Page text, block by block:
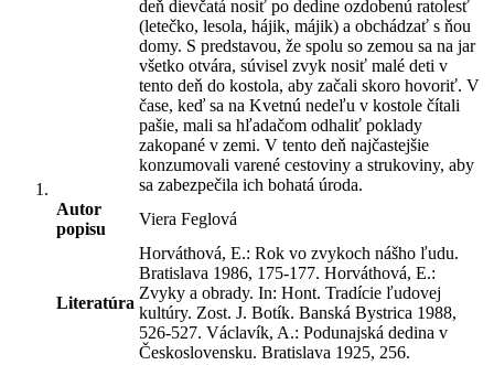
deň dievčatá nosiť po dedine ozdobenú ratolesť
(letečko, lesola, hájik, májik) a obchádzať s ňou
domy. S predstavou, že spolu so zemou sa na jar
všetko otvára, súvisel zvyk nosiť malé deti v
tento deň do kostola, aby začali skoro hovoriť. V
čase, keď sa na Kvetnú nedeľu v kostole čítali
pašie, mali sa hľadačom odhaliť poklady
zakopané v zemi. V tento deň najčastejšie
konzumovali varené cestoviny a strukoviny, aby
sa zabezpečila ich bohatá úroda.
Autor
popisu
Viera Feglová
Literatúra
Horváthová, E.: Rok vo zvykoch nášho ľudu.
Bratislava 1986, 175-177. Horváthová, E.:
Zvyky a obrady. In: Hont. Tradície ľudovej
kultúry. Zost. J. Botík. Banská Bystrica 1988,
526-527. Václavík, A.: Podunajská dedina v
Československu. Bratislava 1925, 256.